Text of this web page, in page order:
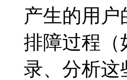
产生的用
排障过程（
录、分析这